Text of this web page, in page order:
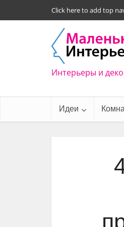
Click here to add top
Интерьеры и
Идеи